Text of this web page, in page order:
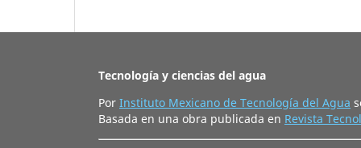
Tecnología y ciencias del agua
Por Instituto Mexicano de Tecnología del Agua
Basada en una obra publicada en Revista